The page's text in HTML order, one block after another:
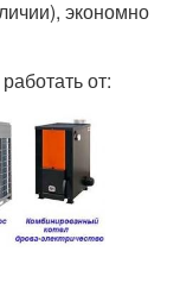
экономно
от: